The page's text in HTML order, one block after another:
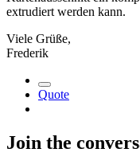
extrudiert werden kann.
Viele Grüße,
Frederik
Quote
Join the